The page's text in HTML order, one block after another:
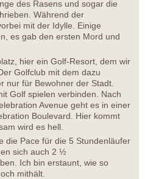
des Rasens und sogar die
Während der
mit der Idylle. Einige
es gab den ersten Mord und
hier ein Golf-Resort, dem wir
Golfclub mit dem dazu
nur für Bewohner der Stadt.
Golf spielen verbinden. Nach
Avenue geht es in einer
Boulevard. Hier kommt
wird es hell.
die Pace für die 5 Stundenläufer
sich auch 2 ½
Ich bin erstaunt, wie so
mithält.